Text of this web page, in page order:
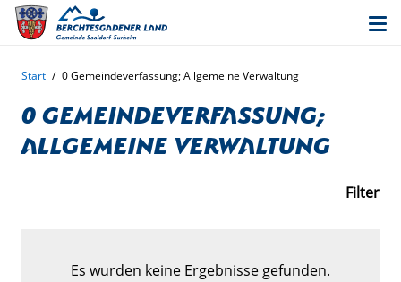
Start / 0 Gemeindeverfassung; Allgemeine Verwaltung
0 Gemeindeverfassung;
Allgemeine Verwaltung
Filter
Es wurden keine Ergebnisse gefunden.